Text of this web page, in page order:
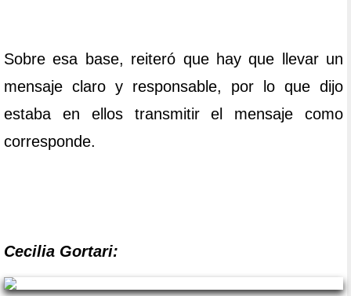
Sobre esa base, reiteró que hay que llevar un
mensaje claro y responsable, por lo que dijo
estaba en ellos transmitir el mensaje como
corresponde.
Cecilia Gortari: